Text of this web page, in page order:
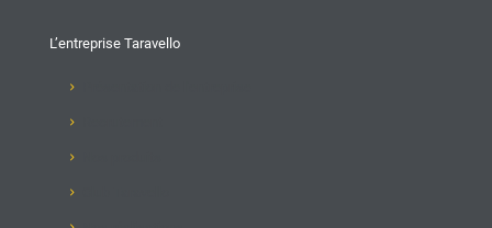
L’entreprise Taravello